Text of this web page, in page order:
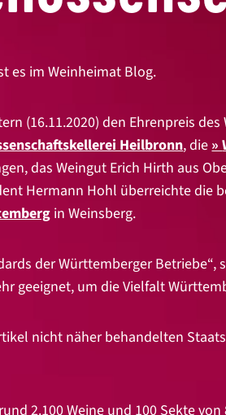
es im Weinheimat Blog.
(16.11.2020) den Ehrenpreis
Heilbronn, die
das Weingut Erich Hirth aus
Hermann Hohl überreichte die
in Weinsberg.
der Württemberger
geeignet, um die Vielfalt
nicht näher behandelten
2.100 Weine und 100 Sekte